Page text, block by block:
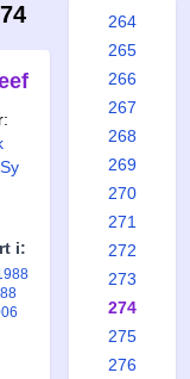
Sy
i:
264
265
266
267
268
269
270
271
272
273
274
275
276